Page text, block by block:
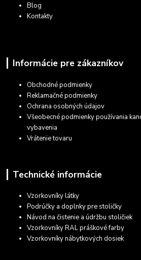
Blog
Kontakty
Informácie pre zákazníkov
Obchodné podmienky
Reklamačné podmienky
Ochrana osobných údajov
Všeobecné podmienky používania
vybavenia
Vrátenie tovaru
Technické informácie
Vzorkovníky látky
Podrúčky a doplnky pre stoličky
Návod na čistenie a údržbu stoličiek
Vzorkovníky RAL práškové farby
Vzorkovníky nábytkových dosiek